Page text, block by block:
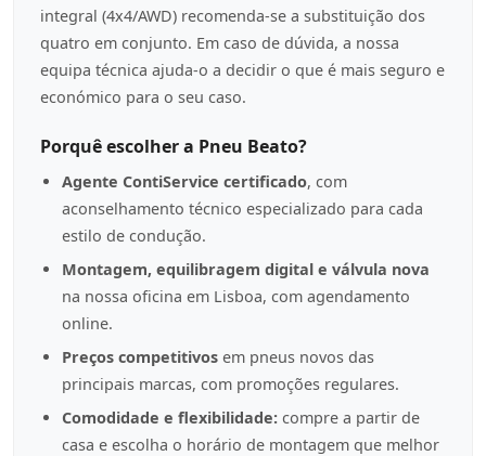
integral (4x4/AWD) recomenda-se a substituição dos
quatro em conjunto. Em caso de dúvida, a nossa
equipa técnica ajuda-o a decidir o que é mais seguro e
económico para o seu caso.
Porquê escolher a Pneu Beato?
Agente ContiService certificado, com
aconselhamento técnico especializado para cada
estilo de condução.
Montagem, equilibragem digital e válvula nova
na nossa oficina em Lisboa, com agendamento
online.
Preços competitivos em pneus novos das
principais marcas, com promoções regulares.
Comodidade e flexibilidade: compre a partir de
casa e escolha o horário de montagem que melhor